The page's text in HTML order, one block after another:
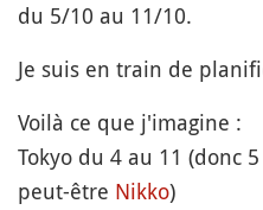
du 5/10 au 11/10.
Je suis en train de
Voilà ce que j'imagine :
Tokyo du 4 au 11 (donc
peut-être Nikko)